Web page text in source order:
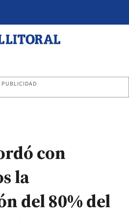
PUBLICIDAD
con
la
del 80% del